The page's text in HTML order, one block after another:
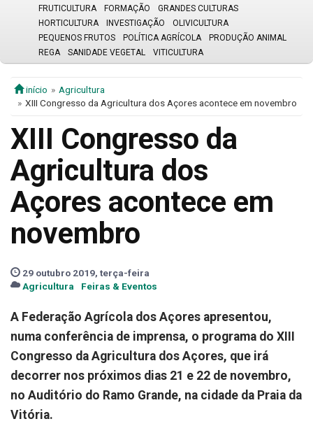
FRUTICULTURA
FORMAÇÃO
GRANDES CULTURAS
HORTICULTURA
INVESTIGAÇÃO
OLIVICULTURA
PEQUENOS FRUTOS
POLÍTICA AGRÍCOLA
PRODUÇÃO ANIMAL
REGA
SANIDADE VEGETAL VITICULTURA
início
Agricultura
XIII Congresso da Agricultura dos Açores acontece em novembro
XIII Congresso da
Agricultura dos
Açores acontece em
novembro
29 outubro 2019, terça-feira
Agricultura
Feiras & Eventos
A Federação Agrícola dos Açores apresentou,
numa conferência de imprensa, o programa do XIII
Congresso da Agricultura dos Açores, que irá
decorrer nos próximos dias 21 e 22 de novembro,
no Auditório do Ramo Grande, na cidade da Praia da
Vitória.